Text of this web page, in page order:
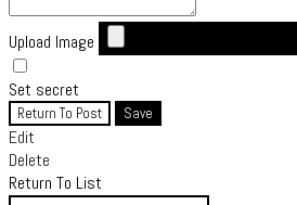
Upload Image
Set secret
Return To Post Save
Edit
Delete
Return To List